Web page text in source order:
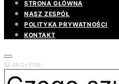
STRONA GŁÓWNA
NASZ ZESPÓŁ
POLITYKA PRYWATNOŚCI
KONTAKT
SEARCH FOR: